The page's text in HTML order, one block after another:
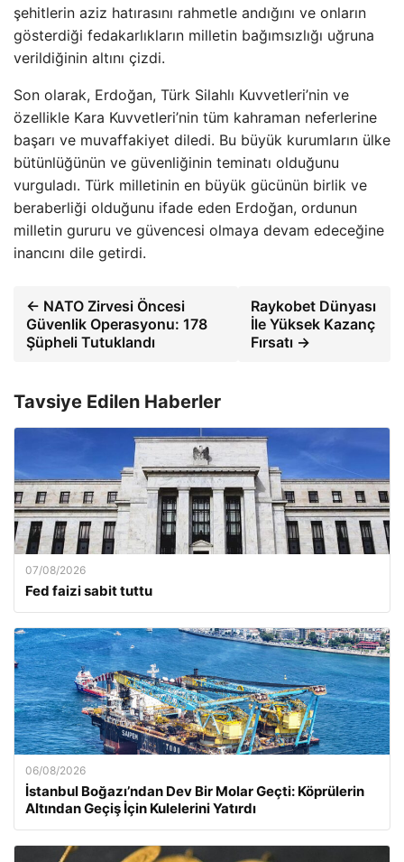
şehitlerin aziz hatırasını rahmetle andığını ve onların
gösterdiği fedakarlıkların milletin bağımsızlığı uğruna
verildiğinin altını çizdi.
Son olarak, Erdoğan, Türk Silahlı Kuvvetleri’nin ve
özellikle Kara Kuvvetleri’nin tüm kahraman neferlerine
başarı ve muvaffakiyet diledi. Bu büyük kurumların ülke
bütünlüğünün ve güvenliğinin teminatı olduğunu
vurguladı. Türk milletinin en büyük gücünün birlik ve
beraberliği olduğunu ifade eden Erdoğan, ordunun
milletin gururu ve güvencesi olmaya devam edeceğine
inancını dile getirdi.
← NATO Zirvesi Öncesi
Güvenlik Operasyonu: 178
Şüpheli Tutuklandı
Raykobet Dünyası
İle Yüksek Kazanç
Fırsatı →
Tavsiye Edilen Haberler
07/08/2026
Fed faizi sabit tuttu
06/08/2026
İstanbul Boğazı’ndan Dev Bir Molar Geçti: Köprülerin
Altından Geçiş İçin Kulelerini Yatırdı